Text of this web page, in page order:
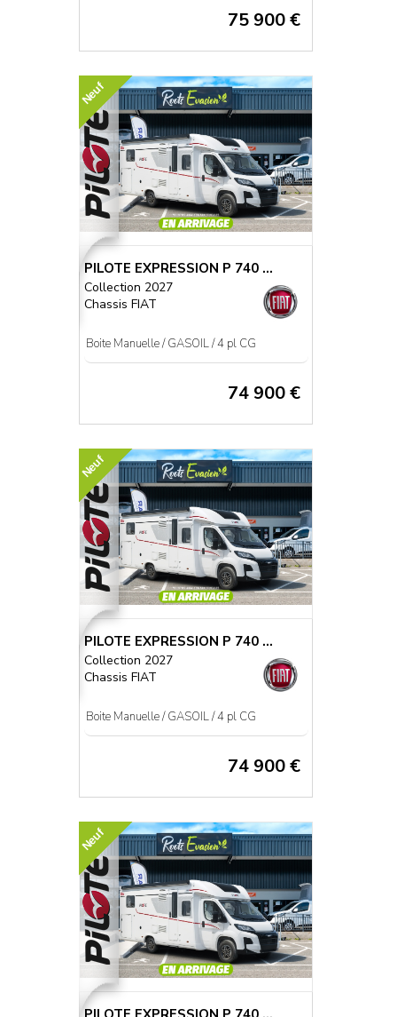
75 900 €
Neuf
PILOTE EXPRESSION P 740 ...
Collection 2027
Chassis FIAT
Boite Manuelle / GASOIL / 4 pl CG
74 900 €
Neuf
PILOTE EXPRESSION P 740 ...
Collection 2027
Chassis FIAT
Boite Manuelle / GASOIL / 4 pl CG
74 900 €
Neuf